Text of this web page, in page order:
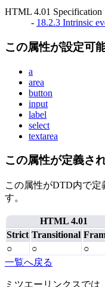
HTML 4.01 Specification
- 18.2.3 Intrinsic
この属性が設定可
a
area
button
input
label
select
textarea
この属性が定義さ
この属性がDTD内で定
す。
HTML 4.01
Strict Transitional
○
○ ○
一覧へ戻る
ミツエーリンクスで